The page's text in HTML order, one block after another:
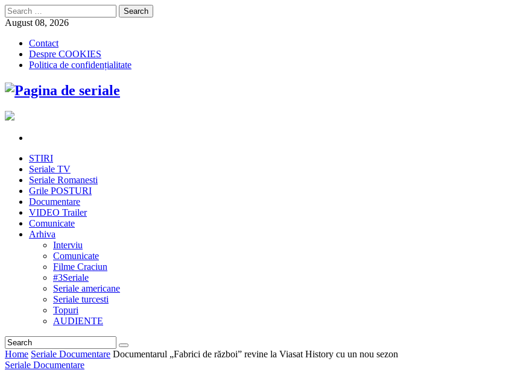
Search
for:
August 08, 2026
Contact
Despre COOKIES
Politica de confidențialitate
STIRI
Seriale TV
Seriale Romanesti
Grile POSTURI
Documentare
VIDEO Trailer
Comunicate
Arhiva
Interviu
Comunicate
Filme Craciun
#3Seriale
Seriale americane
Seriale turcesti
Topuri
AUDIENTE
Home Seriale Documentare Documentarul „Fabrici de război” revine la Viasat History cu un nou sezon
Seriale Documentare